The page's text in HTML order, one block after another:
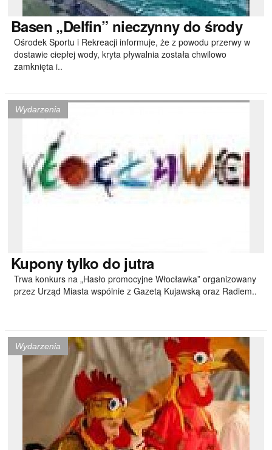
Basen „Delfin” nieczynny do środy
Ośrodek Sportu i Rekreacji informuje, że z powodu przerwy w
dostawie ciepłej wody, kryta pływalnia została chwilowo
zamknięta i..
Wydarzenia
Kuponytylko do jutra
Trwa konkurs na „Hasło promocyjne Włocławka” organizowany
przez Urząd Miasta wspólnie z Gazetą Kujawską oraz Radiem..
Wydarzenia